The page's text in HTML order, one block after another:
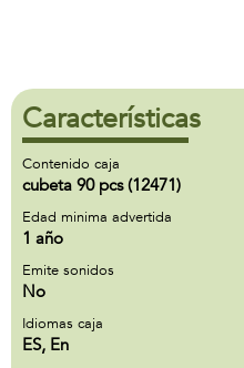
Características
Contenido caja
cubeta 90 pcs (12471)
Edad minima advertida
1 año
Emite sonidos
No
Idiomas caja
ES, En